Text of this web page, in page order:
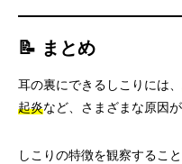
📝 まとめ
耳の裏にできるしこりには、
起炎など、さまざまな原因
しこりの特徴を観察するこ